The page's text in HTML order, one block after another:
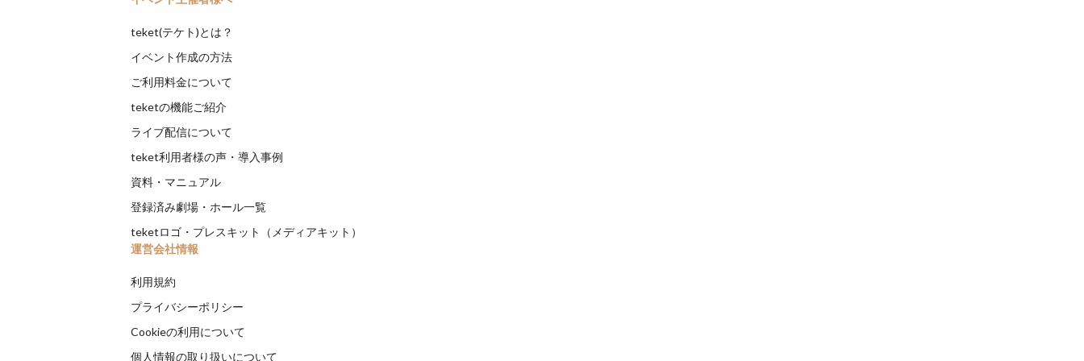
teket(テケト)とは？
イベント作成の方法
ご利用料金について
teketの機能ご紹介
ライブ配信について
teket利用者様の声・導入事例
資料・マニュアル
登録済み劇場・ホール一覧
teketロゴ・プレスキット（メディアキット）
運営会社情報
利用規約
プライバシーポリシー
Cookieの利用について
個人情報の取り扱いについて